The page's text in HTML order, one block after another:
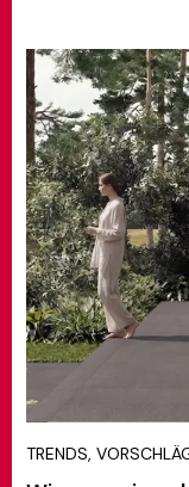
TRENDS,